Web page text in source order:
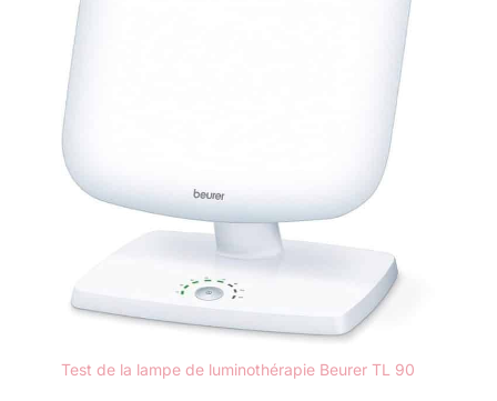
Test de la lampe de luminothérapie Beurer TL 90